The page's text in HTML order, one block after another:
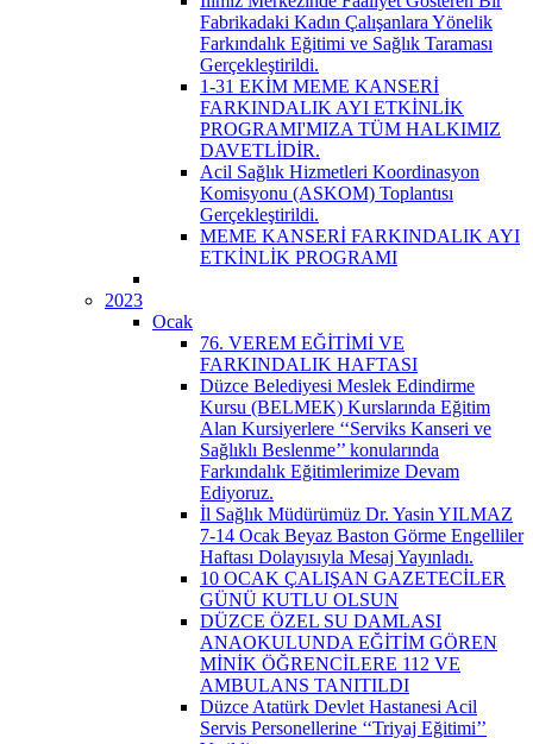
Fabrikadaki Kadın Çalışanlara Yönelik
Farkındalık Eğitimi ve Sağlık Taraması
Gerçekleştirildi.
1-31 EKİM MEME KANSERİ
FARKINDALIK AYI ETKİNLİK
PROGRAMI'MIZA TÜM HALKIMIZ
DAVETLİDİR.
Acil Sağlık Hizmetleri Koordinasyon
Komisyonu (ASKOM) Toplantısı
Gerçekleştirildi.
MEME KANSERİ FARKINDALIK AYI
ETKİNLİK PROGRAMI
2023
Ocak
76. VEREM EĞİTİMİ VE
FARKINDALIK HAFTASI
Düzce Belediyesi Meslek Edindirme
Kursu (BELMEK) Kurslarında Eğitim
Alan Kursiyerlere ‘‘Serviks Kanseri ve
Sağlıklı Beslenme’’ konularında
Farkındalık Eğitimlerimize Devam
Ediyoruz.
İl Sağlık Müdürümüz Dr. Yasin YILMAZ
7-14 Ocak Beyaz Baston Görme Engelliler
Haftası Dolayısıyla Mesaj Yayınladı.
10 OCAK ÇALIŞAN GAZETECİLER
GÜNÜ KUTLU OLSUN
DÜZCE ÖZEL SU DAMLASI
ANAOKULUNDA EĞİTİM GÖREN
MİNİK ÖĞRENCİLERE 112 VE
AMBULANS TANITILDI
Düzce Atatürk Devlet Hastanesi Acil
Servis Personellerine ‘‘Triyaj Eğitimi’’